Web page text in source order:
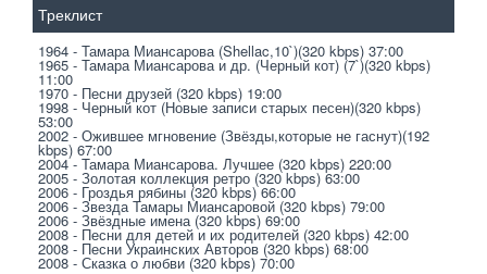
Треклист
1964 - Тамара Миансарова (Shellac,10`)(320 kbps) 37:00
1965 - Тамара Миансарова и др. (Черный кот) (7`)(320 kbps)
11:00
1970 - Песни друзей (320 kbps) 19:00
1998 - Черный кот (Новые записи старых песен)(320 kbps)
53:00
2002 - Ожившее мгновение (Звёзды,которые не гаснут)(192
kbps) 67:00
2004 - Тамара Миансарова. Лучшее (320 kbps) 220:00
2005 - Золотая коллекция ретро (320 kbps) 63:00
2006 - Гроздья рябины (320 kbps) 66:00
2006 - Звезда Тамары Миансаровой (320 kbps) 79:00
2006 - Звёздные имена (320 kbps) 69:00
2008 - Песни для детей и их родителей (320 kbps) 42:00
2008 - Песни Украинских Авторов (320 kbps) 68:00
2008 - Сказка о любви (320 kbps) 70:00